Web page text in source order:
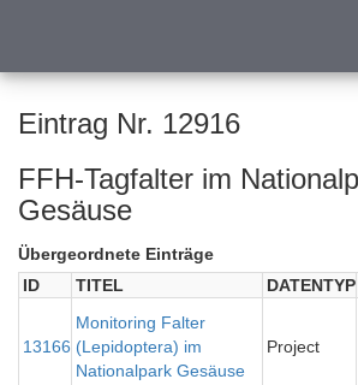
Eintrag Nr. 12916
FFH-Tagfalter im
Gesäuse
Übergeordnete Einträge
ID
TITEL DATENTYP
13166
Monitoring Falter
(Lepidoptera) im
Nationalpark Gesäuse
Project